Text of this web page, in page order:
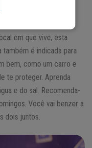
para limpar e
está sentindo uma
em que vive, esta
também é indicada para
bem, como um carro e
te proteger. Aprenda
e do sal. Recomenda-
Você vai benzer a
dois juntos.